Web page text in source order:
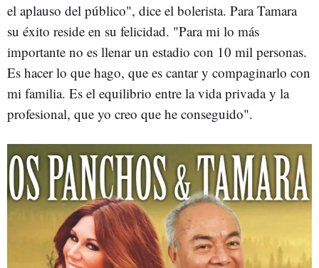
el aplauso del público", dice el bolerista. Para Tamara
su éxito reside en su felicidad. "Para mi lo más
importante no es llenar un estadio con 10 mil personas.
Es hacer lo que hago, que es cantar y compaginarlo con
mi familia. Es el equilibrio entre la vida privada y la
profesional, que yo creo que he conseguido".